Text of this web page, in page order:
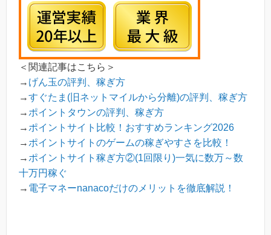
＜関連記事はこちら＞
→ げん玉の評判、稼ぎ方
→すぐたま(旧ネットマイルから分離)の評判、稼ぎ方
→ ポイントタウンの評判、稼ぎ方
→ ポイントサイト比較！おすすめランキング2026
→ ポイントサイトのゲームの稼ぎやすさを比較！
→ ポイントサイト稼ぎ方②(1回限り)一気に数万～数
十万円稼ぐ
→ 電子マネーnanacoだけのメリットを徹底解説！